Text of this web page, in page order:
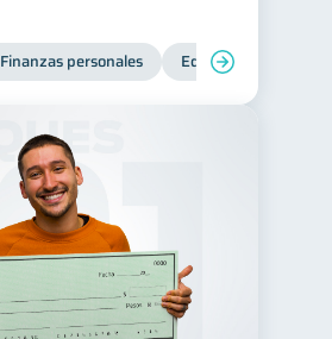
Finanzas personales Educación financiera